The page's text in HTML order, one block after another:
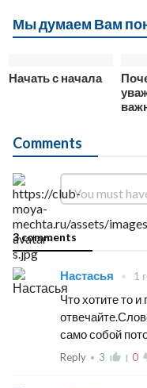
Мы думаем Вам
Начать с начала
Comments
3 comments
Настасья • 1
Что хотите то
само собой
Reply • 3 thumb_up_alt | 0